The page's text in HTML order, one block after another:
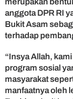
anggota DPR RI
Bukit Asam
terhadap
“Insya Allah,
program sosial
masyarakat
manfaatnya oleh